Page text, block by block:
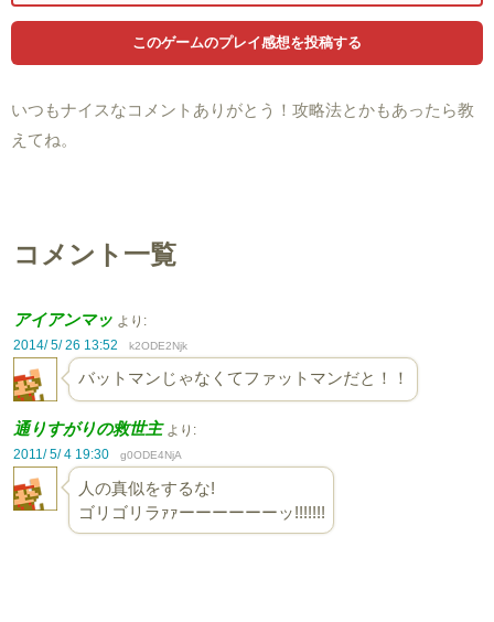
いつもナイスなコメントありがとう！攻略法とかもあったら教
えてね。
コメント一覧
アイアンマッ より:
2014/ 5/ 26 13:52
k2ODE2Njk
バットマンじゃなくてファットマンだと！！
通りすがりの救世主 より:
2011/ 5/ 4 19:30
g0ODE4NjA
人の真似をするな!
ゴリゴリラｧｧーーーーーーッ!!!!!!!